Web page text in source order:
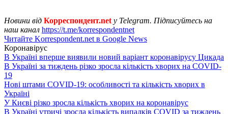
Новини від Корреспондент.net у Telegram. Підписуйтесь на
наш канал https://t.me/korrespondentnet
Читайте Korrespondent.net в Google News
Коронавірус
В Україні вперше виявили новий варіант коронавірусу Цикада
В Україні за тиждень різко зросла кількість хворих на COVID-
19
Нові штами COVID-19: особливості та кількість хворих в
Україні
У Києві різко зросла кількість хворих на коронавірус
В Україні утричі зросла кількість випадків COVID за тиждень